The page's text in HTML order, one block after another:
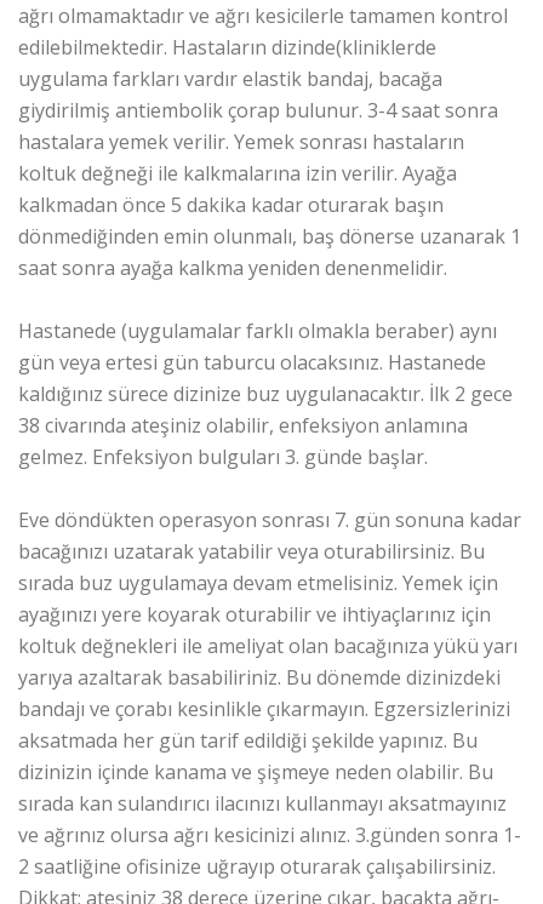
ağrı olmamaktadır ve ağrı kesicilerle tamamen kontrol
edilebilmektedir. Hastaların dizinde(kliniklerde
uygulama farkları vardır elastik bandaj, bacağa
giydirilmiş antiembolik çorap bulunur. 3-4 saat sonra
hastalara yemek verilir. Yemek sonrası hastaların
koltuk değneği ile kalkmalarına izin verilir. Ayağa
kalkmadan önce 5 dakika kadar oturarak başın
dönmediğinden emin olunmalı, baş dönerse uzanarak 1
saat sonra ayağa kalkma yeniden denenmelidir.
Hastanede (uygulamalar farklı olmakla beraber) aynı
gün veya ertesi gün taburcu olacaksınız. Hastanede
kaldığınız sürece dizinize buz uygulanacaktır. İlk 2 gece
38 civarında ateşiniz olabilir, enfeksiyon anlamına
gelmez. Enfeksiyon bulguları 3. günde başlar.
Eve döndükten operasyon sonrası 7. gün sonuna kadar
bacağınızı uzatarak yatabilir veya oturabilirsiniz. Bu
sırada buz uygulamaya devam etmelisiniz. Yemek için
ayağınızı yere koyarak oturabilir ve ihtiyaçlarınız için
koltuk değnekleri ile ameliyat olan bacağınıza yükü yarı
yarıya azaltarak basabiliriniz. Bu dönemde dizinizdeki
bandajı ve çorabı kesinlikle çıkarmayın. Egzersizlerinizi
aksatmada her gün tarif edildiği şekilde yapınız. Bu
dizinizin içinde kanama ve şişmeye neden olabilir. Bu
sırada kan sulandırıcı ilacınızı kullanmayı aksatmayınız
ve ağrınız olursa ağrı kesicinizi alınız. 3.günden sonra 1-
2 saatliğine ofisinize uğrayıp oturarak çalışabilirsiniz.
Dikkat; ateşiniz 38 derece üzerine çıkar, bacakta ağrı-